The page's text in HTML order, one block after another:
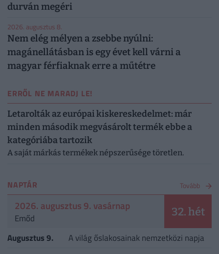
durván megéri
2026. augusztus 8.
Nem elég mélyen a zsebbe nyúlni:
magánellátásban is egy évet kell várni a
magyar férfiaknak erre a műtétre
ERRŐL NE MARADJ LE!
Letarolták az európai kiskereskedelmet: már
minden második megvásárolt termék ebbe a
kategóriába tartozik
A saját márkás termékek népszerűsége töretlen.
NAPTÁR Tovább
2026. augusztus 9. vasárnap
Emőd 32. hét
Augusztus 9.
A világ őslakosainak nemzetközi napja